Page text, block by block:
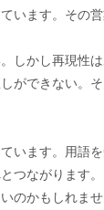
います。その
しかし再現性
ができない。
います。用語を
つながります
のかもしれま